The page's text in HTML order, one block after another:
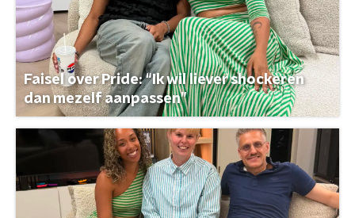
Faisel over Pride: “Ik wil liever shockeren
dan mezelf aanpassen”